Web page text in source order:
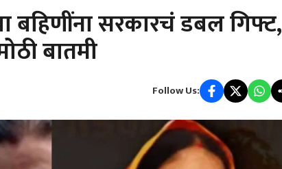
बहिणींना सरकारचं डबल गिफ्ट,
बातमी
Follow Us: